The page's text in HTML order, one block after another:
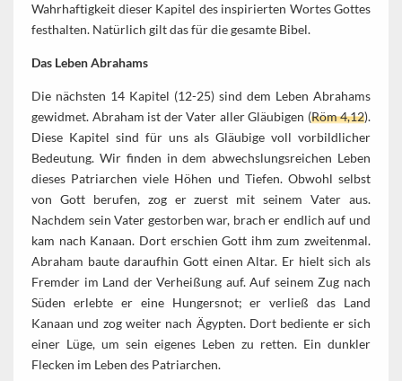
Wahrhaftigkeit dieser Kapitel des inspirierten Wortes Gottes
festhalten. Natürlich gilt das für die gesamte Bibel.
Das Leben Abrahams
Die nächsten 14 Kapitel (12-25) sind dem Leben Abrahams
gewidmet. Abraham ist der Vater aller Gläubigen (Röm 4,12).
Diese Kapitel sind für uns als Gläubige voll vorbildlicher
Bedeutung. Wir finden in dem abwechslungsreichen Leben
dieses Patriarchen viele Höhen und Tiefen. Obwohl selbst
von Gott berufen, zog er zuerst mit seinem Vater aus.
Nachdem sein Vater gestorben war, brach er endlich auf und
kam nach Kanaan. Dort erschien Gott ihm zum zweitenmal.
Abraham baute daraufhin Gott einen Altar. Er hielt sich als
Fremder im Land der Verheißung auf. Auf seinem Zug nach
Süden erlebte er eine Hungersnot; er verließ das Land
Kanaan und zog weiter nach Ägypten. Dort bediente er sich
einer Lüge, um sein eigenes Leben zu retten. Ein dunkler
Flecken im Leben des Patriarchen.